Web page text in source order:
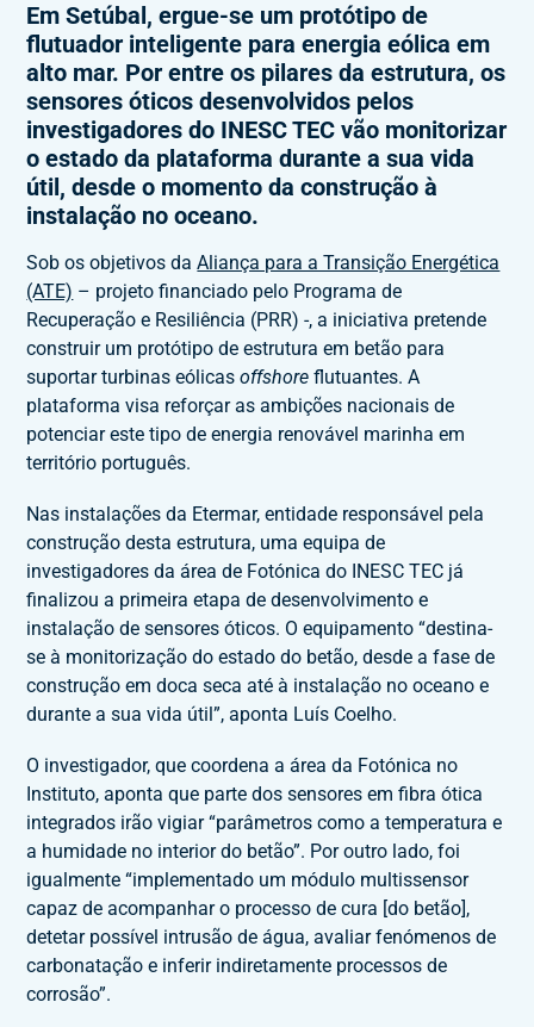
Em Setúbal, ergue-se um protótipo de
flutuador inteligente para energia eólica em
alto mar. Por entre os pilares da estrutura, os
sensores óticos desenvolvidos pelos
investigadores do INESC TEC vão monitorizar
o estado da plataforma durante a sua vida
útil, desde o momento da construção à
instalação no oceano.
Sob os objetivos daAliança para a Transição Energética
(ATE) – projeto financiado pelo Programa de
Recuperação e Resiliência (PRR) -, a iniciativa pretende
construir um protótipo de estrutura em betão para
suportar turbinas eólicasoffshore flutuantes. A
plataforma visa reforçar as ambições nacionais de
potenciar este tipo de energia renovável marinha em
território português.
Nas instalações da Etermar, entidade responsável pela
construção desta estrutura, uma equipa de
investigadores da área de Fotónica do INESC TEC já
finalizou a primeira etapa de desenvolvimento e
instalação de sensores óticos. O equipamento “destina-
se à monitorização do estado do betão, desde a fase de
construção em doca seca até à instalação no oceano e
durante a sua vida útil”, aponta Luís Coelho.
O investigador, que coordena a área da Fotónica no
Instituto, aponta que parte dos sensores em fibra ótica
integrados irão vigiar “parâmetros como a temperatura e
a humidade no interior do betão”. Por outro lado, foi
igualmente “implementado um módulo multissensor
capaz de acompanhar o processo de cura [do betão],
detetar possível intrusão de água, avaliar fenómenos de
carbonatação e inferir indiretamente processos de
corrosão”.